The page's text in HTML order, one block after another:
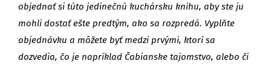
objednať si túto jedinečnú kuchársku knihu, aby ste ju
mohli dostať ešte predtým, ako sa rozpredá. Vyplňte
objednávku a môžete byť medzi prvými, ktorí sa
dozvedia, čo je napríklad Čabianske tajomstvo, alebo či